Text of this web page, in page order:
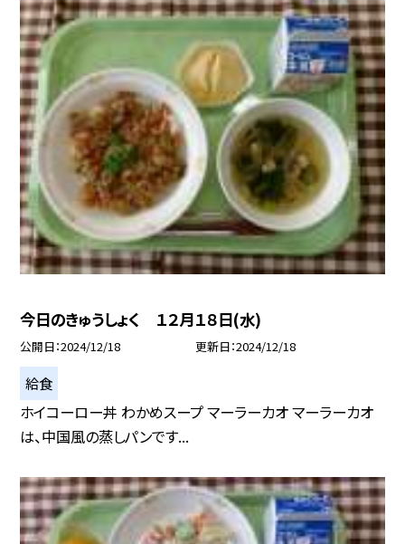
今日のきゅうしょく １２月１８日(水)
公開日 2024/12/18 更新日 2024/12/18
給食
ホイコーロー丼 わかめスープ マーラーカオ マーラーカオ
は、中国風の蒸しパンです...